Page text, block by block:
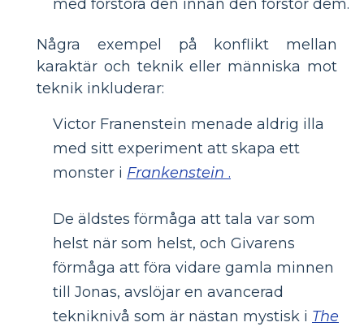
med förstöra den innan den förstör dem.
Några exempel på konflikt mellan
karaktär och teknik eller människa mot
teknik inkluderar:
Victor Franenstein menade aldrig illa
med sitt experiment att skapa ett
monster i Frankenstein .
De äldstes förmåga att tala var som
helst när som helst, och Givarens
förmåga att föra vidare gamla minnen
till Jonas, avslöjar en avancerad
tekniknivå som är nästan mystisk i The